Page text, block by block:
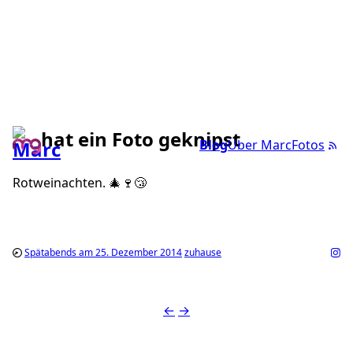
BlogÜber MarcFotos
hat ein Foto geknipst
Rotweinachten. 🎄🍷😴
Spätabends am 25. Dezember 2014zuhause
← →